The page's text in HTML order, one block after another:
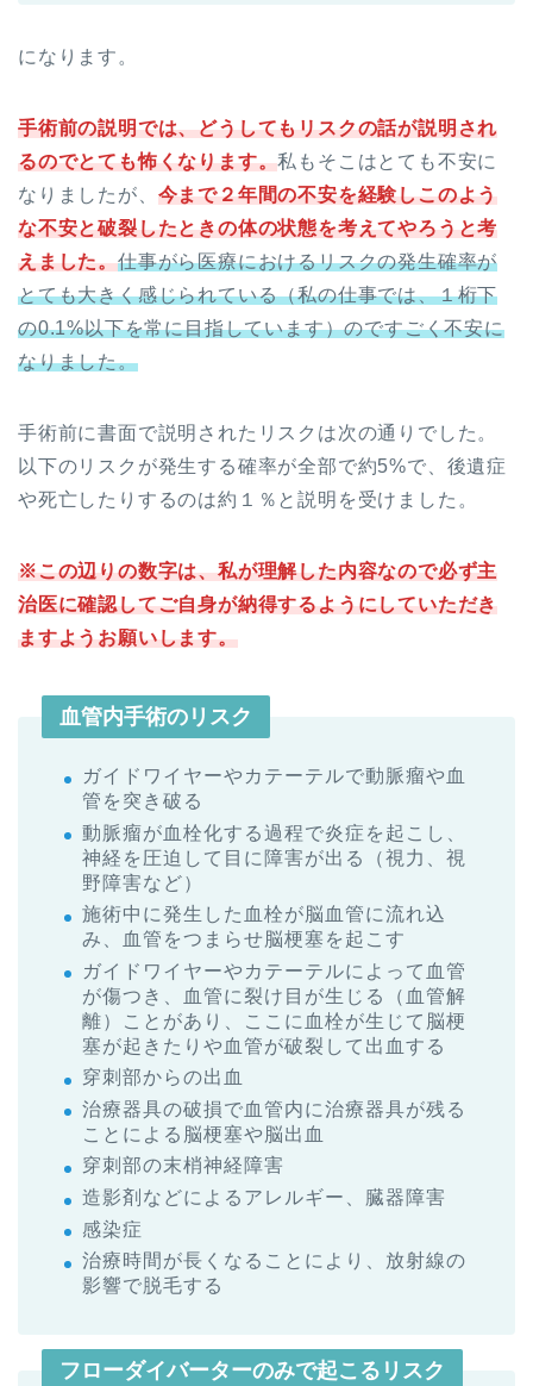
になります。
手術前の説明では、どうしてもリスクの話が説明され
るのでとても怖くなります。私もそこはとても不安に
なりましたが、 今まで２年間の不安を経験しこのよう
な不安と破裂したときの体の状態を考えてやろうと考
えました。仕事がら医療におけるリスクの発生確率が
とても大きく感じられている（私の仕事では、１桁下
の0.1%以下を常に目指しています）のですごく不安に
なりました。
手術前に書面で説明されたリスクは次の通りでした。
以下のリスクが発生する確率が全部で約5%で、後遺症
や死亡したりするのは約１％と説明を受けました。
※この辺りの数字は、私が理解した内容なので必ず主
治医に確認してご自身が納得するようにしていただき
ますようお願いします。
血管内手術のリスク
ガイドワイヤーやカテーテルで動脈瘤や血
管を突き破る
動脈瘤が血栓化する過程で炎症を起こし、
神経を圧迫して目に障害が出る（視力、視
野障害など）
施術中に発生した血栓が脳血管に流れ込
み、血管をつまらせ脳梗塞を起こす
ガイドワイヤーやカテーテルによって血管
が傷つき、血管に裂け目が生じる（血管解
離）ことがあり、ここに血栓が生じて脳梗
塞が起きたりや血管が破裂して出血する
穿刺部からの出血
治療器具の破損で血管内に治療器具が残る
ことによる脳梗塞や脳出血
穿刺部の末梢神経障害
造影剤などによるアレルギー、臓器障害
感染症
治療時間が長くなることにより、放射線の
影響で脱毛する
フローダイバーターのみで起こるリスク